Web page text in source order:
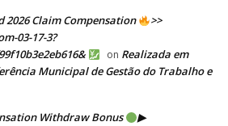
2026 Claim Compensation
>>
03-17-3?
on Realizada em
Municipal de Gestão do Trabalho e
Withdraw Bonus
▶